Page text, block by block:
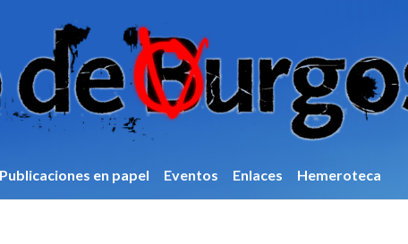
Publicaciones en papel Eventos Enlaces Hemeroteca